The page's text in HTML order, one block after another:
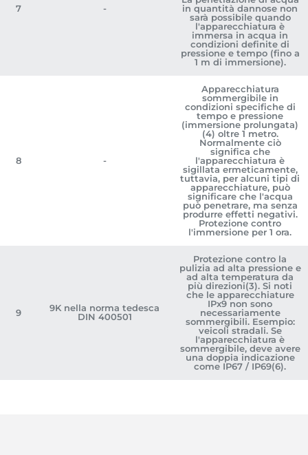
7 -
in quantità dannose non
sarà possibile quando
l'apparecchiatura è
immersa in acqua in
condizioni definite di
pressione e tempo (fino a
1 m di immersione).
8 -
Apparecchiatura
sommergibile in
condizioni specifiche di
tempo e pressione
(immersione prolungata)
(4) oltre 1 metro.
Normalmente ciò
significa che
l'apparecchiatura è
sigillata ermeticamente,
tuttavia, per alcuni tipi di
apparecchiature, può
significare che l'acqua
può penetrare, ma senza
produrre effetti negativi.
Protezione contro
l'immersione per 1 ora.
9
9K nella norma tedesca
DIN 400501
Protezione contro la
pulizia ad alta pressione e
ad alta temperatura da
più direzioni(3). Si noti
che le apparecchiature
IPx9 non sono
necessariamente
sommergibili. Esempio:
veicoli stradali. Se
l'apparecchiatura è
sommergibile, deve avere
una doppia indicazione
come IP67 / IP69(6).